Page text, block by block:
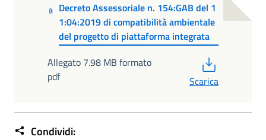
Decreto Assessoriale n. 154:GAB del 1
1:04:2019 di compatibilità ambientale
del progetto di piattaforma integrata
Allegato 7.98 MB formato
pdf
Scarica
Condividi: